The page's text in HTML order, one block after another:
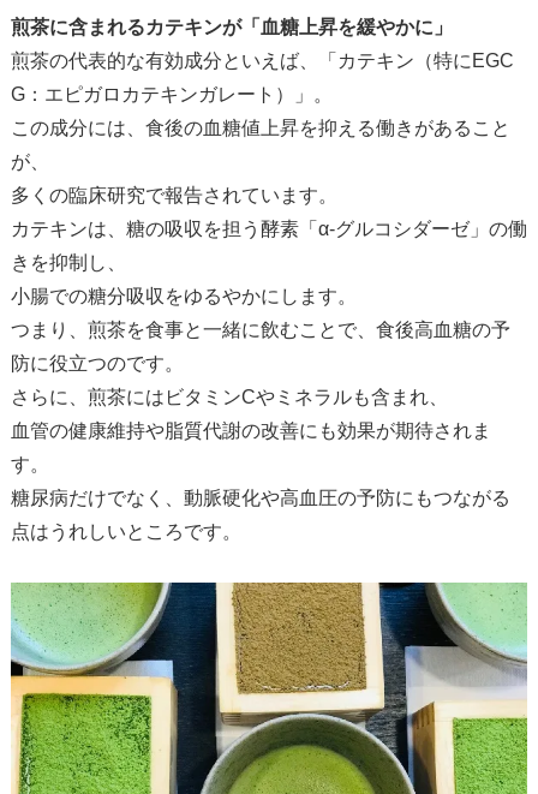
煎茶に含まれるカテキンが「血糖上昇を緩やかに」
煎茶の代表的な有効成分といえば、「カテキン（特にEGC
G：エピガロカテキンガレート）」。
この成分には、食後の血糖値上昇を抑える働きがあること
が、
多くの臨床研究で報告されています。
カテキンは、糖の吸収を担う酵素「α-グルコシダーゼ」の働
きを抑制し、
小腸での糖分吸収をゆるやかにします。
つまり、煎茶を食事と一緒に飲むことで、食後高血糖の予
防に役立つのです。
さらに、煎茶にはビタミンCやミネラルも含まれ、
血管の健康維持や脂質代謝の改善にも効果が期待されま
す。
糖尿病だけでなく、動脈硬化や高血圧の予防にもつながる
点はうれしいところです。